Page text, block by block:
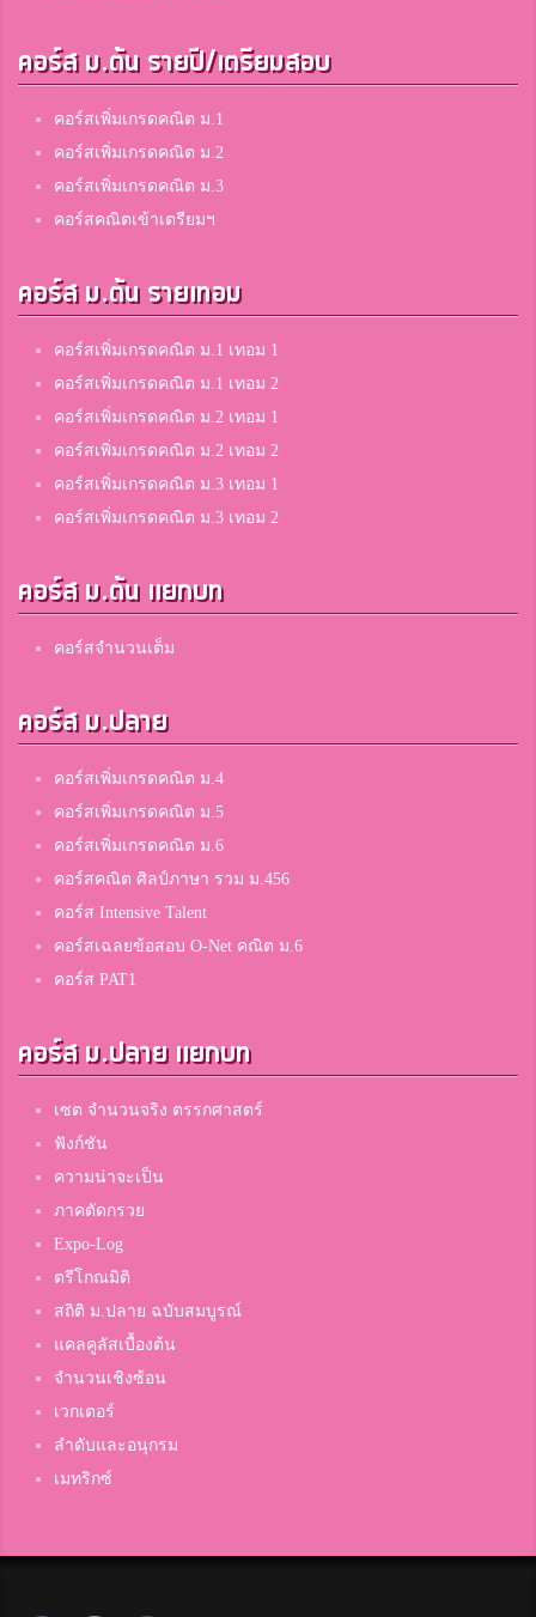
คอร์ส ม.ต้น รายปี/เตรียมสอบ
คอร์สเพิ่มเกรดคณิต ม.1
คอร์สเพิ่มเกรดคณิต ม.2
คอร์สเพิ่มเกรดคณิต ม.3
คอร์สคณิตเข้าเตรียมฯ
คอร์ส ม.ต้น รายเทอม
คอร์สเพิ่มเกรดคณิต ม.1 เทอม 1
คอร์สเพิ่มเกรดคณิต ม.1 เทอม 2
คอร์สเพิ่มเกรดคณิต ม.2 เทอม 1
คอร์สเพิ่มเกรดคณิต ม.2 เทอม 2
คอร์สเพิ่มเกรดคณิต ม.3 เทอม 1
คอร์สเพิ่มเกรดคณิต ม.3 เทอม 2
คอร์ส ม.ต้น แยกบท
คอร์สจำนวนเต็ม
คอร์ส ม.ปลาย
คอร์สเพิ่มเกรดคณิต ม.4
คอร์สเพิ่มเกรดคณิต ม.5
คอร์สเพิ่มเกรดคณิต ม.6
คอร์สคณิต ศิลป์ภาษา รวม ม.456
คอร์ส Intensive Talent
คอร์สเฉลยข้อสอบ O-Net คณิต ม.6
คอร์ส PAT1
คอร์ส ม.ปลาย แยกบท
เซต จำนวนจริง ตรรกศาสตร์
ฟังก์ชัน
ความน่าจะเป็น
ภาคตัดกรวย
Expo-Log
ตรีโกณมิติ
สถิติ ม.ปลาย ฉบับสมบูรณ์
แคลคูลัสเบื้องต้น
จำนวนเชิงซ้อน
เวกเตอร์
ลำดับและอนุกรม
เมทริกซ์